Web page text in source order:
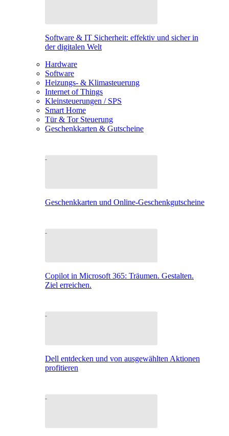
Software & IT Sicherheit: effektiv und sicher in
der digitalen Welt
Hardware
Software
Heizungs- & Klimasteuerung
Internet of Things
Kleinsteuerungen / SPS
Smart Home
Tür & Tor Steuerung
Geschenkkarten & Gutscheine
Geschenkkarten und Online-Geschenkgutscheine
Copilot in Microsoft 365: Träumen. Gestalten.
Ziel erreichen.
Dell entdecken und von ausgewählten Aktionen
profitieren